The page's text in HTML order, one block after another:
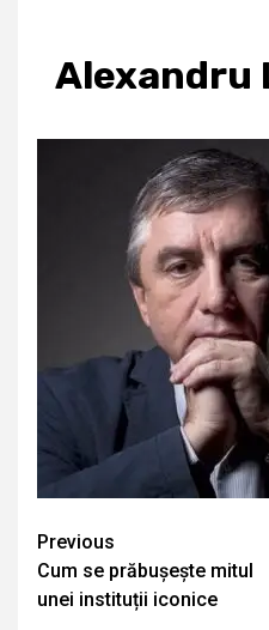
Alexandru
Continue
Reading
Previous
Cum se prăbușește mitul
unei instituții iconice